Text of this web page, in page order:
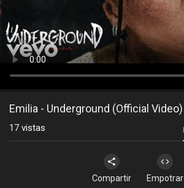
Emilia - Underground (Official Video)
17 vistas
Compartir Empotrar